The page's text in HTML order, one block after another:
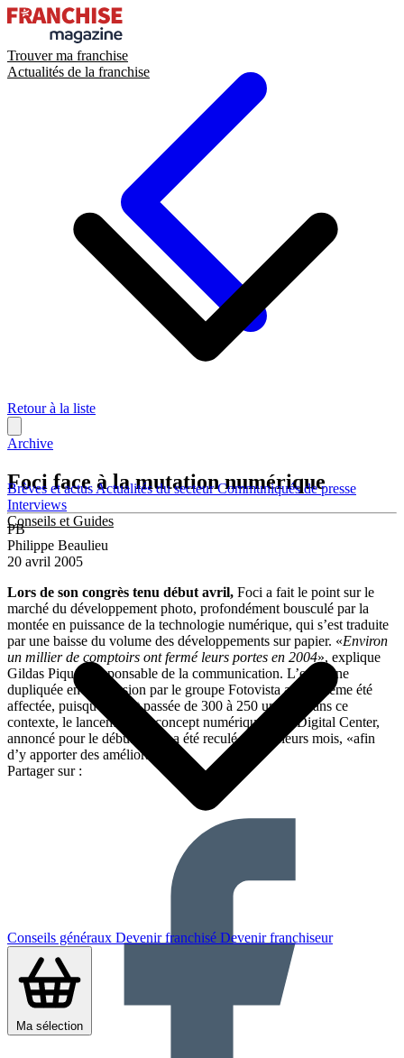
Trouver ma franchise
Actualités de la franchise
Brèves et actus Actualités du secteurCommuniqués de presse
Interviews
Conseils et Guides
Conseils généraux Devenir franchisé Devenir franchiseur
Ma sélection
Retour à la liste
Archive
Foci face à la mutation numérique
PB
Philippe Beaulieu
20 avril 2005
Lors de son congrès tenu début avril, Foci a fait le point sur le
marché du développement photo, profondément bousculé par la
montée en puissance de la technologie numérique, qui s’est traduite
par une baisse du volume des développements sur papier. «Environ
un millier de comptoirs ont fermé leurs portes en 2004», explique
Gildas Piquet, responsable de la communication. L’enseigne
dupliquée en concession par le groupe Fotovista a elle-même été
affectée, puisqu’elle est passée de 300 à 250 unités. Dans ce
contexte, le lancement du concept numérique Foto Digital Center,
annoncé pour le début 2005, a été reculé de plusieurs mois, «afin
d’y apporter des améliorations».
Partager sur :